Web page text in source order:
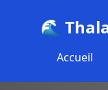
🌊
Accueil